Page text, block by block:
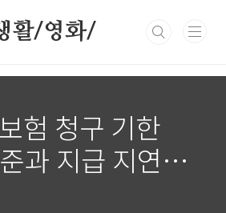
활/영화/
험 청구 기한
과 지급 지연되